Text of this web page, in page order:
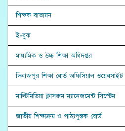
শিক্ষক বাতায়ন
ই-বুক
মাধ্যমিক ও উচ্চ শিক্ষা অধিদপ্তর
দিনাজপুর শিক্ষা বোর্ড অফিসিয়াল ওয়েবসাইট
মাল্টিমিডিয়া ক্লাসরুম ম্যানেজমেন্ট সিস্টেম
জাতীয় শিক্ষাক্রম ও পাঠ্যপুস্তক বোর্ড